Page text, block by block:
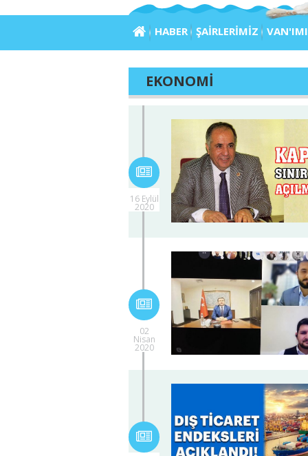
HABER ŞAİRLERİMİZ
EKONOMİ
16 Eylül
2020
02
Nisan
2020